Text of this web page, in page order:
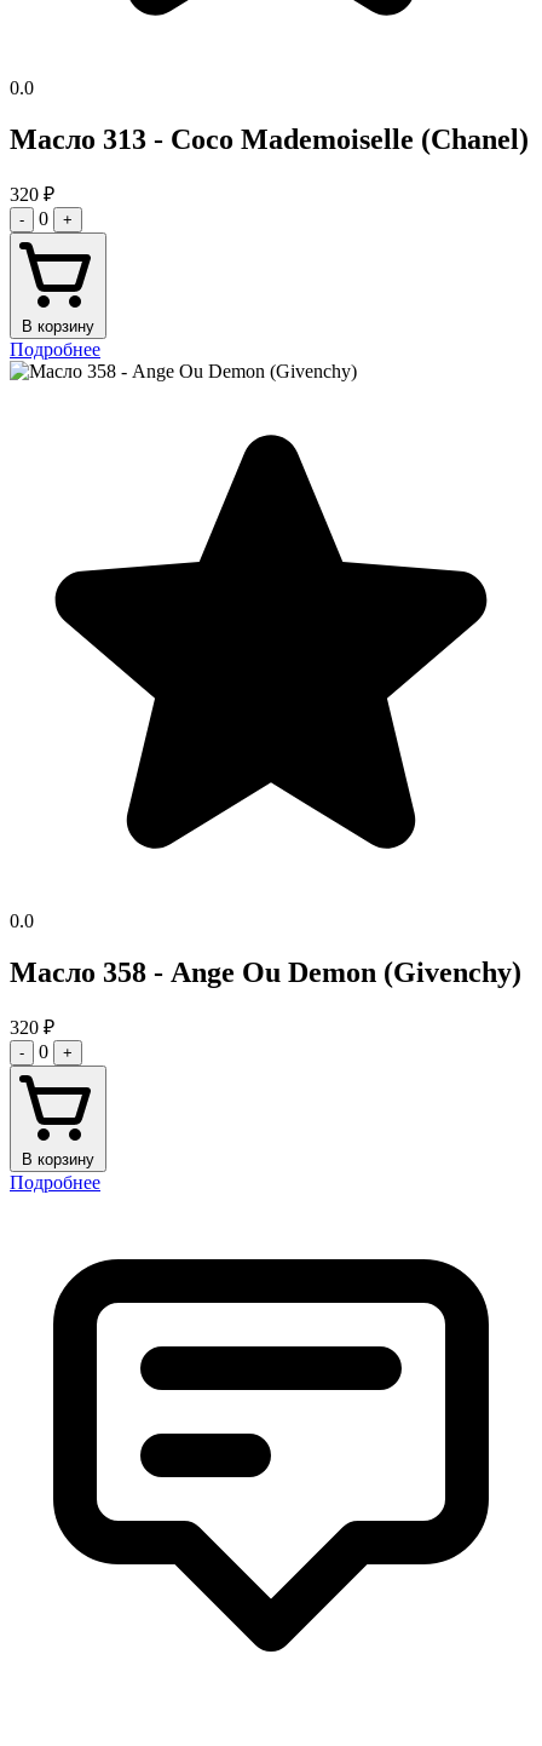
0.0
Масло 313 - Coco Mademoiselle (Chanel)
320 ₽
- 0 +
В корзину
Подробнее
0.0
Масло 358 - Ange Ou Demon (Givenchy)
320 ₽
- 0 +
В корзину
Подробнее